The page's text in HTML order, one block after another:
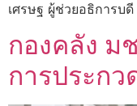
เศรษฐ ผู้ช่วยอธิการบ
กองคลัง ม
การประก